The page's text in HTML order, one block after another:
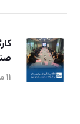
۱۱ مرداد ۱۴۰۴